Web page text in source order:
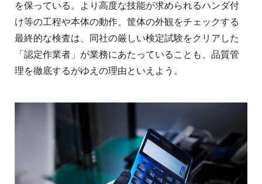
を保っている。より高度な技能が求められるハンダ付
け等の工程や本体の動作、筐体の外観をチェックする
最終的な検査は、同社の厳しい検定試験をクリアした
「認定作業者」が業務にあたっていることも、品質管
理を徹底するがゆえの理由といえよう。